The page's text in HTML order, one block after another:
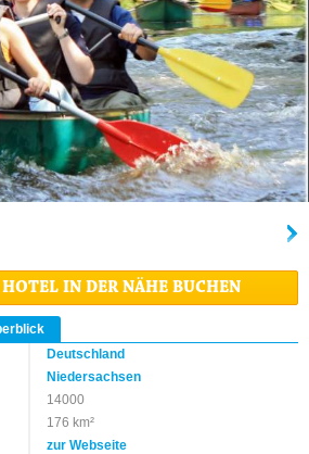
IN DER NÄHE BUCHEN
Deutschland
Niedersachsen
14000
176 km²
zur Webseite